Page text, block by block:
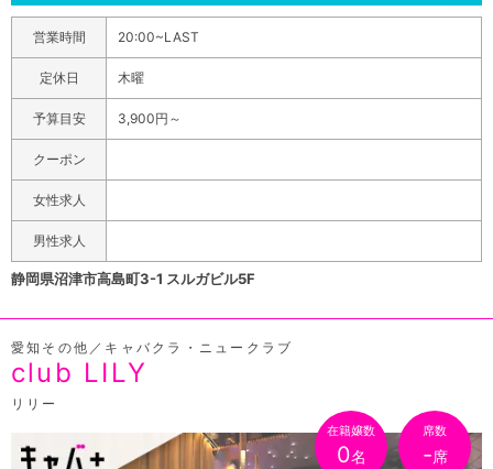
営業時間 20:00~LAST
定休日 木曜
予算目安 3,900円～
クーポン
女性求人
男性求人
静岡県沼津市高島町3-1 スルガビル5F
愛知その他／キャバクラ・ニュークラブ
club LILY
リリー
在籍嬢数
0名
席数
-席